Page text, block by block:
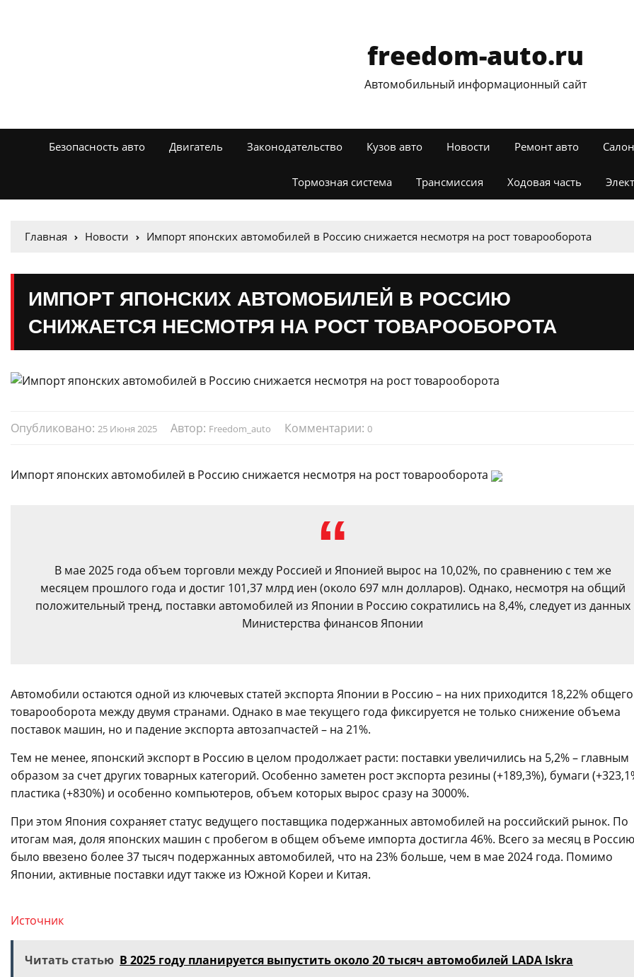
freedom-auto.ru
Автомобильный информационный сайт
Безопасность авто Двигатель Законодательство Кузов авто Новости Ремонт авто
Тормозная система Трансмиссия Ходовая часть
Главная Новости Импорт японских автомобилей в Россию снижается несмотря на рост товарооборота
ИМПОРТ ЯПОНСКИХ АВТОМОБИЛЕЙ В РОССИЮ
СНИЖАЕТСЯ НЕСМОТРЯ НА РОСТ ТОВАРООБОРОТА
Опубликовано: 25 Июня 2025 Автор: Freedom_auto Комментарии: 0
Импорт японских автомобилей в Россию снижается несмотря на рост товарооборота
В мае 2025 года объем торговли между Россией и Японией вырос на 10,02%, по сравнению с тем же
месяцем прошлого года и достиг 101,37 млрд иен (около 697 млн долларов). Однако, несмотря на общий
положительный тренд, поставки автомобилей из Японии в Россию сократились на 8,4%, следует из данных
Министерства финансов Японии
Автомобили остаются одной из ключевых статей экспорта Японии в Россию – на них приходится 18,22% общего
товарооборота между двумя странами. Однако в мае текущего года фиксируется не только снижение объема
поставок машин, но и падение экспорта автозапчастей – на 21%.
Тем не менее, японский экспорт в Россию в целом продолжает расти: поставки увеличились на 5,2% – главным
образом за счет других товарных категорий. Особенно заметен рост экспорта резины (+189,3%), бумаги
пластика (+830%) и особенно компьютеров, объем которых вырос сразу на 3000%.
При этом Япония сохраняет статус ведущего поставщика подержанных автомобилей на российский рынок. По
итогам мая, доля японских машин с пробегом в общем объеме импорта достигла 46%. Всего за месяц в Россию
было ввезено более 37 тысяч подержанных автомобилей, что на 23% больше, чем в мае 2024 года. Помимо
Японии, активные поставки идут также из Южной Кореи и Китая.
Источник
Читать статью В 2025 году планируется выпустить около 20 тысяч автомобилей LADA Iskra